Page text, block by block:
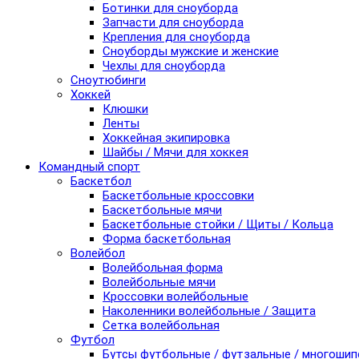
Ботинки для сноуборда
Запчасти для сноуборда
Крепления для сноуборда
Сноуборды мужские и женские
Чехлы для сноуборда
Сноутюбинги
Хоккей
Клюшки
Ленты
Хоккейная экипировка
Шайбы / Мячи для хоккея
Командный спорт
Баскетбол
Баскетбольные кроссовки
Баскетбольные мячи
Баскетбольные стойки / Щиты / Кольца
Форма баскетбольная
Волейбол
Волейбольная форма
Волейбольные мячи
Кроссовки волейбольные
Наколенники волейбольные / Защита
Сетка волейбольная
Футбол
Бутсы футбольные / футзальные /